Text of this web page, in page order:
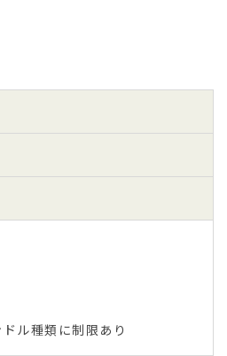
ル種類に制限あり